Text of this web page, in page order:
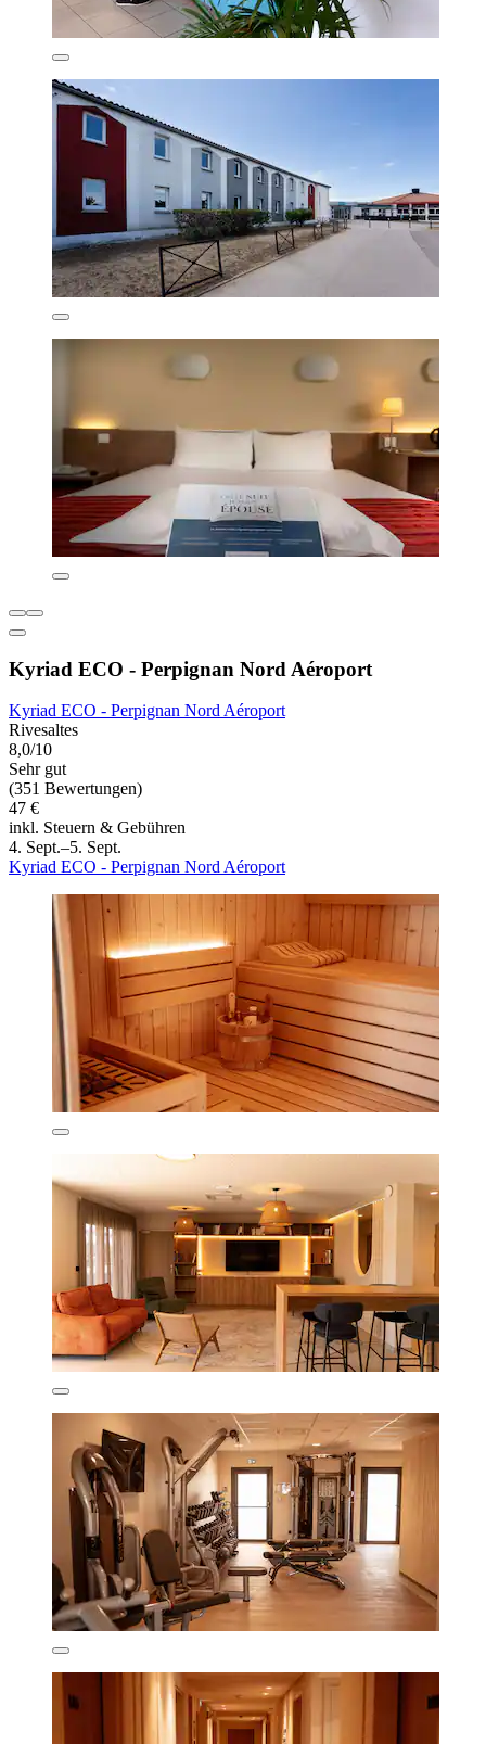
Kyriad ECO - Perpignan Nord Aéroport
Kyriad ECO - Perpignan Nord Aéroport
Rivesaltes
8,0/10
Sehr gut
(351 Bewertungen)
47 €
inkl. Steuern & Gebühren
4. Sept.–5. Sept.
Kyriad ECO - Perpignan Nord Aéroport